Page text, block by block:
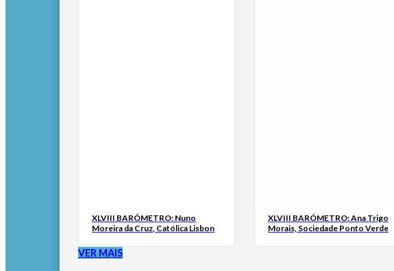
XLVIII BARÓMETRO: Nuno
Moreira da Cruz, Católica Lisbon
XLVIII BARÓMETRO: Ana Trigo
Morais, Sociedade Ponto Verde
VER MAIS